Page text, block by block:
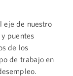
eje de nuestro
puentes
de los
de trabajo en